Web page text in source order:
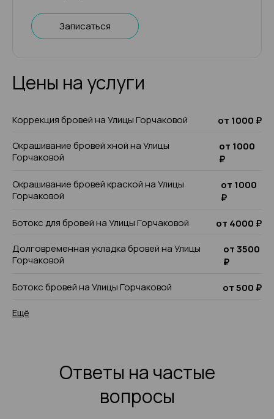
Записаться
Цены на услуги
Коррекция бровей на Улицы Горчаковой
от 1000 ₽
Окрашивание бровей хной на Улицы
Горчаковой
от 1000
₽
Окрашивание бровей краской на Улицы
Горчаковой
от 1000
₽
Ботокс для бровей на Улицы Горчаковой
от 4000 ₽
Долговременная укладка бровей на Улицы
Горчаковой
от 3500
₽
Ботокс бровей на Улицы Горчаковой
от 500 ₽
Ещё
Ответы на частые
вопросы